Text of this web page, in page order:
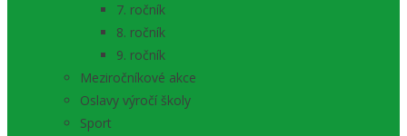
7. ročník
8. ročník
9. ročník
Meziročníkové akce
Oslavy výročí školy
Sport